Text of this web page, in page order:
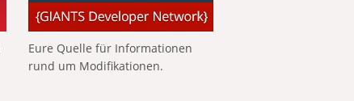
Eure Quelle für Informationen
rund um Modifikationen.